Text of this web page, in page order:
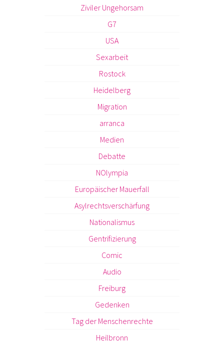
Ziviler Ungehorsam
G7
USA
Sexarbeit
Rostock
Heidelberg
Migration
arranca
Medien
Debatte
NOlympia
Europäischer Mauerfall
Asylrechtsverschärfung
Nationalismus
Gentrifizierung
Comic
Audio
Freiburg
Gedenken
Tag der Menschenrechte
Heilbronn